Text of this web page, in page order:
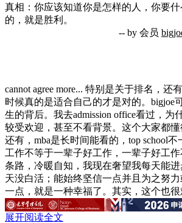
真相：你应该知道你是怎样的人，你要
的，就是胜利。
-- by 会员
cannot agree more... 特别是关于排名，还
时候真的是适合自己的才是对的。bigjoe
生的背后。我去admission office看过，为
较受欢迎，甚至不看背景。这个大家都懂
还有，mba是长时间能看的，top school
工作不等于一辈子好工作，一辈子好工
条路，冷暖自知，我现在奢望我每天能
天没白活；能始终坚信一点并且为之努
一点，就是一种幸福了。其实，这个也
展开阅读全文